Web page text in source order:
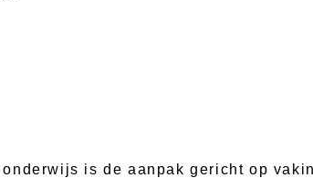
is de aanpak gericht op